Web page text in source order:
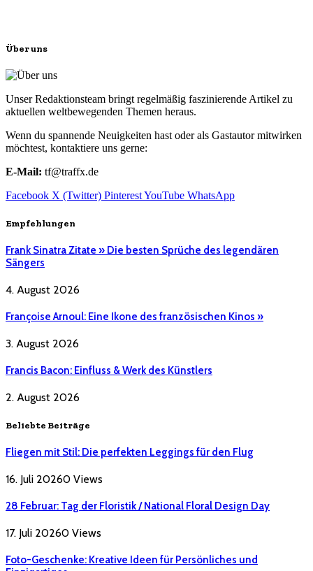
Über uns
Unser Redaktionsteam bringt regelmäßig faszinierende Artikel zu
aktuellen weltbewegenden Themen heraus.
Wenn du spannende Neuigkeiten hast oder als Gastautor mitwirken
möchtest, kontaktiere uns gerne:
E-Mail: tf@traffx.de
Facebook X (Twitter) PinterestYouTube WhatsApp
Empfehlungen
Frank Sinatra Zitate » Die besten Sprüche des legendären
Sängers
4. August 2026
Françoise Arnoul: Eine Ikone des französischen Kinos »
3. August 2026
Francis Bacon: Einfluss & Werk des Künstlers
2. August 2026
Beliebte Beiträge
Fliegen mit Stil: Die perfekten Leggings für den Flug
16. Juli 20260 Views
28 Februar: Tag der Floristik / National Floral Design Day
17. Juli 20260 Views
Foto-Geschenke: Kreative Ideen für Persönliches und